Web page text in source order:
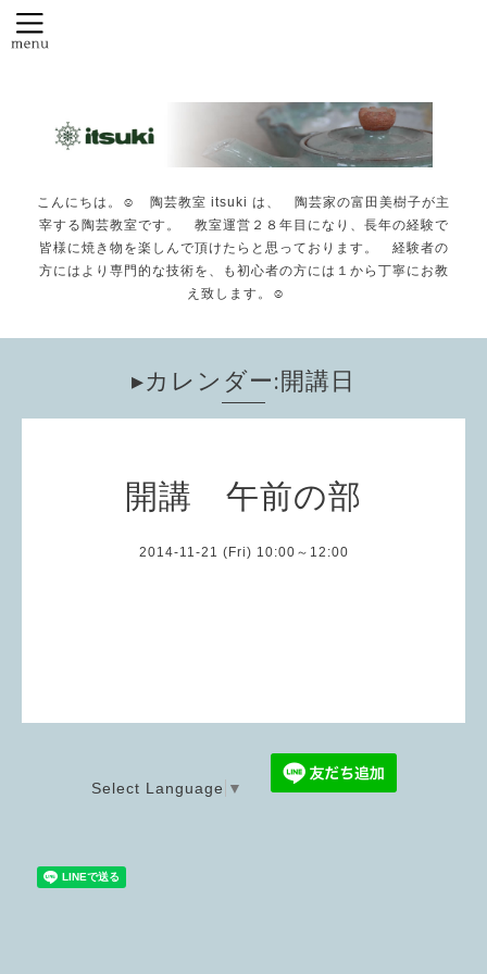
こんにちは。☺️ 陶芸教室 itsuki は、 陶芸家の富田美樹子が主
宰する陶芸教室です。 教室運営２８年目になり、長年の経験で
皆様に焼き物を楽しんで頂けたらと思っております。 経験者の
方にはより専門的な技術を、も初心者の方には１から丁寧にお教
え致します。☺️
▸カレンダー:開講日
開講 午前の部
2014-11-21 (Fri) 10:00～12:00
Select Language ▼